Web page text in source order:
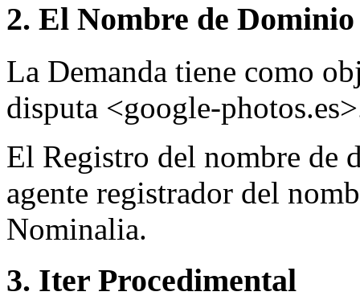
2. El Nombre de
La Demanda tiene como
disputa <google-
El Registro del nombre de
agente registrador del
Nominalia.
3. Iter Procedimental